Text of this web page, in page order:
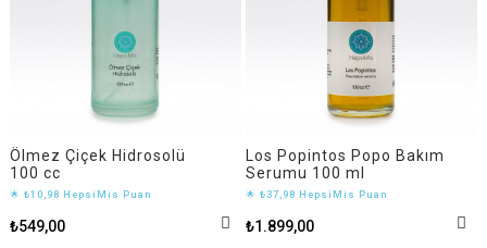
Ölmez Çiçek Hidrosolü
100 cc
🌟 ₺10,98 HepsiMis Puan
₺549,00
Los Popintos Popo Bakım
Serumu 100 ml
🌟 ₺37,98 HepsiMis Puan
₺1.899,00